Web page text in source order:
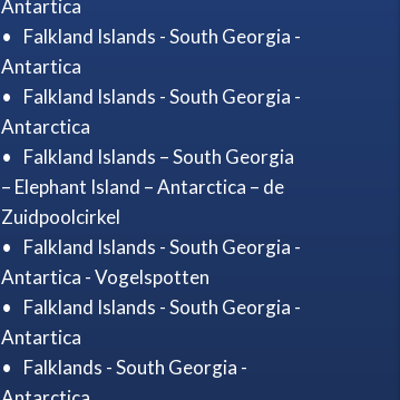
Antartica
Falkland Islands - South Georgia -
Antartica
Falkland Islands - South Georgia -
Antarctica
Falkland Islands – South Georgia
– Elephant Island – Antarctica – de
Zuidpoolcirkel
Falkland Islands - South Georgia -
Antartica - Vogelspotten
Falkland Islands - South Georgia -
Antartica
Falklands - South Georgia -